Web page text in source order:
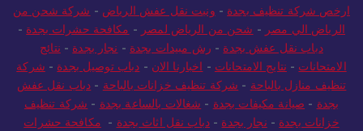
ارخص شركة تنظيف بجدة - ونيت نقل عفش الرياض - شركة شحن من
الرياض الي مصر - شحن من الرياض لمصر - مكافحة حشرات بجدة -
دباب نقل عفش بجدة - رش مبيدات بجدة - نجار بجدة - نتائج
الامتحانات - نتايج الامتحانات - اخبارنا الان - دباب توصيل بجدة - شركة
تنظيف منازل بالباحة - شركة تنظيف خزانات بالباحة - دباب نقل عفش
بجدة - صيانة مكيفات بجدة - شغالات بالساعة بجدة - شركة تنظيف
خزانات بجدة - نجار بجدة - دباب نقل اثاث بجدة - مكافحة حشرات